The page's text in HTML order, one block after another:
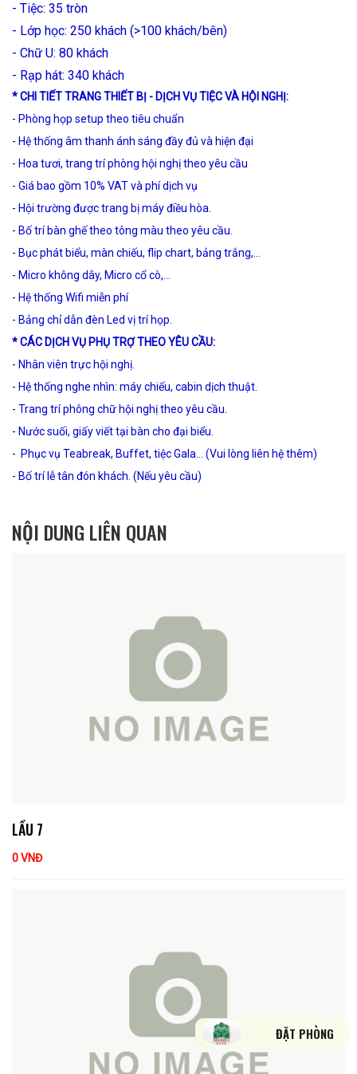
- Tiệc: 35 tròn
- Lớp học: 250 khách (>100 khách/bên)
- Chữ U: 80 khách
- Rạp hát: 340 khách
* CHI TIẾT TRANG THIẾT BỊ - DỊCH VỤ TIỆC VÀ HỘI NGHỊ:
- Phòng họp setup theo tiêu chuẩn
- Hệ thống âm thanh ánh sáng đầy đủ và hiện đại
- Hoa tươi, trang trí phòng hội nghị theo yêu cầu
- Giá bao gồm 10% VAT và phí dịch vụ
- Hội trường được trang bị máy điều hòa.
- Bố trí bàn ghế theo tông màu theo yêu cầu.
- Bục phát biểu, màn chiếu, flip chart, bảng trắng,…
- Micro không dây, Micro cổ cò,…
- Hệ thống Wifi miễn phí
- Bảng chỉ dẫn đèn Led vị trí họp.
* CÁC DỊCH VỤ PHỤ TRỢ THEO YÊU CẦU:
- Nhân viên trực hội nghị.
- Hệ thống nghe nhìn: máy chiếu, cabin dịch thuật.
- Trang trí phông chữ hội nghị theo yêu cầu.
- Nước suối, giấy viết tại bàn cho đại biểu.
- Phục vụ Teabreak, Buffet, tiệc Gala... (Vui lòng liên hệ thêm)
- Bố trí lễ tân đón khách. (Nếu yêu cầu)
NỘI DUNG LIÊN QUAN
LẦU 7
0 VNĐ
ĐẶT PHÒNG